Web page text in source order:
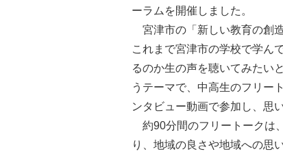
ーラムを開催しました。
宮津市の「新しい教育の創
これまで宮津市の学校で学ん
るのか生の声を聴いてみたい
うテーマで、中高生のフリー
ンタビュー動画で参加し、思
約90分間のフリートークは
り、地域の良さや地域への思